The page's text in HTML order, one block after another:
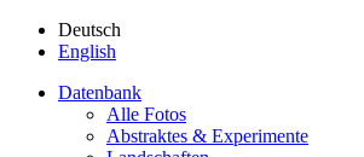
Deutsch
English
Datenbank
Alle Fotos
Abstraktes & Experimente